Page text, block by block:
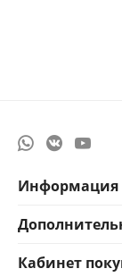
Информация
Кабинет